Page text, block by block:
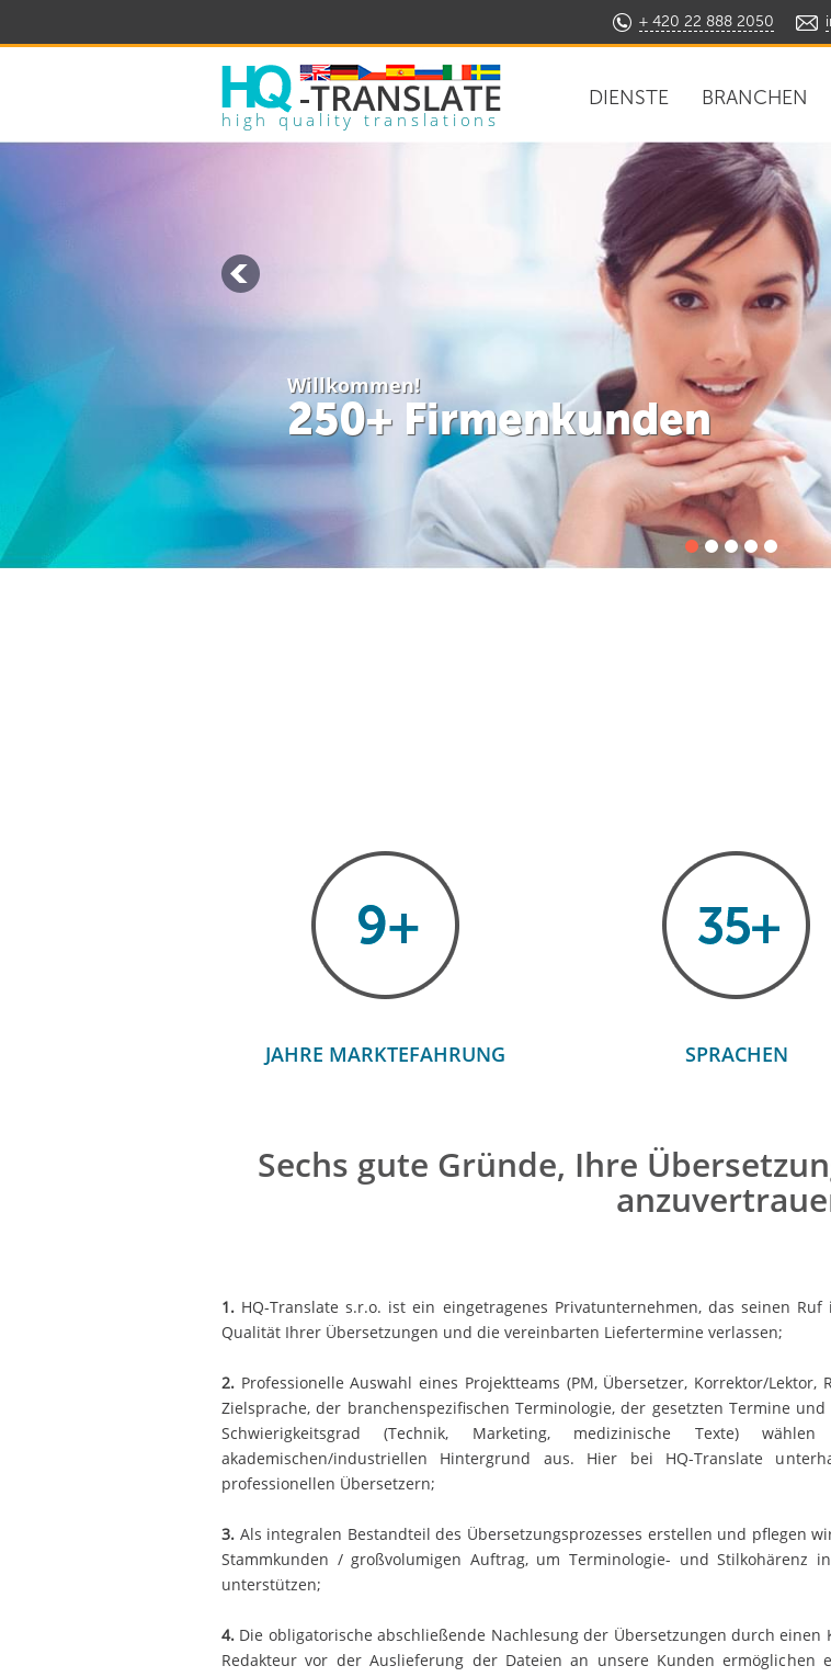
+ 420 22 888 2050
high quality translations
DIENSTE BRANCHEN
Ihre Aufträge werden von
zertifizierten
JAHRE MARKTEFAHRUNG SPRACHEN
Sechs gute Gründe, Ihre
1. HQ-Translate s.r.o. ist ein eingetragenes Privatunternehmen, das seinen
Qualität Ihrer Übersetzungen und die vereinbarten Liefertermine verlassen;
2. Professionelle Auswahl eines Projektteams (PM, Übersetzer, Korrektor/
Zielsprache, der branchenspezifischen Terminologie, der gesetzten Termine
Schwierigkeitsgrad (Technik, Marketing, medizinische Texte)
akademischen/industriellen Hintergrund aus. Hier bei HQ-Translate
professionellen Übersetzern;
3. Als integralen Bestandteil des Übersetzungsprozesses erstellen und pflegen
Stammkunden / großvolumigen Auftrag, um Terminologie- und Stilkohärenz
unterstützen;
4. Die obligatorische abschließende Nachlesung der Übersetzungen durch
Redakteur vor der Auslieferung der Dateien an unsere Kunden